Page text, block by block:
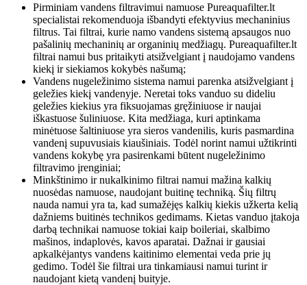
Pirminiam vandens filtravimui namuose Pureaquafilter.lt
specialistai rekomenduoja išbandyti efektyvius mechaninius
filtrus. Tai filtrai, kurie namo vandens sistemą apsaugos nuo
pašalinių mechaninių ar organinių medžiagų. Pureaquafilter.lt
filtrai namui bus pritaikyti atsižvelgiant į naudojamo vandens
kiekį ir siekiamos kokybės našumą;
Vandens nugeležinimo sistema namui parenka atsižvelgiant į
geležies kiekį vandenyje. Neretai toks vanduo su dideliu
geležies kiekius yra fiksuojamas gręžiniuose ir naujai
iškastuose šuliniuose. Kita medžiaga, kuri aptinkama
minėtuose šaltiniuose yra sieros vandenilis, kuris pasmardina
vandenį supuvusiais kiaušiniais. Todėl norint namui užtikrinti
vandens kokybę yra pasirenkami būtent nugeležinimo
filtravimo įrenginiai;
Minkštinimo ir nukalkinimo filtrai namui mažina kalkių
nuosėdas namuose, naudojant buitinę techniką. Šių filtrų
nauda namui yra ta, kad sumažėjęs kalkių kiekis užkerta kelią
dažniems buitinės technikos gedimams. Kietas vanduo įtakoja
darbą technikai namuose tokiai kaip boileriai, skalbimo
mašinos, indaplovės, kavos aparatai. Dažnai ir gausiai
apkalkėjantys vandens kaitinimo elementai veda prie jų
gedimo. Todėl šie filtrai ura tinkamiausi namui turint ir
naudojant kietą vandenį buityje.